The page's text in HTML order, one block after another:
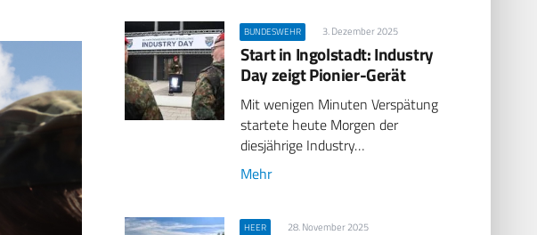
BUNDESWEHR 3. Dezember 2025
Start in Ingolstadt: Industry
Day zeigt Pionier-Gerät
Mit wenigen Minuten Verspätung
startete heute Morgen der
diesjährige Industry…
Mehr
HEER 28. November 2025